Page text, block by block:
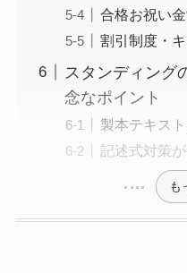
合格お祝い
割引制度・
スタンディング
念なポイント
製本テキス
記述式対策
も